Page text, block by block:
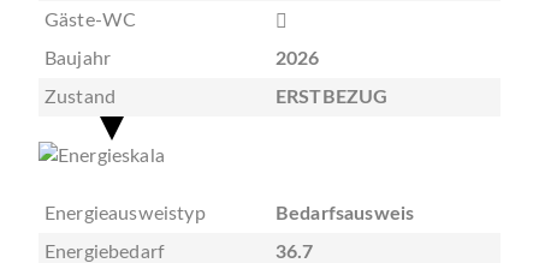
Gäste-WC
Baujahr
2026
Zustand
ERSTBEZUG
Energieausweistyp
Bedarfsausweis
Energiebedarf
36.7